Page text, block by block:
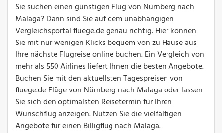
Sie suchen einen günstigen Flug von Nürnberg nach
Malaga? Dann sind Sie auf dem unabhängigen
Vergleichsportal fluege.de genau richtig. Hier können
Sie mit nur wenigen Klicks bequem von zu Hause aus
Ihre nächste Flugreise online buchen. Ein Vergleich von
mehr als 550 Airlines liefert Ihnen die besten Angebote.
Buchen Sie mit den aktuellsten Tagespreisen von
fluege.de Flüge von Nürnberg nach Malaga oder lassen
Sie sich den optimalsten Reisetermin für Ihren
Wunschflug anzeigen. Nutzen Sie die vielfältigen
Angebote für einen Billigflug nach Malaga.